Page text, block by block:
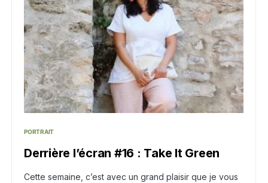
PORTRAIT
Derrière l’écran #16 : Take It Green
Cette semaine, c’est avec un grand plaisir que je vous